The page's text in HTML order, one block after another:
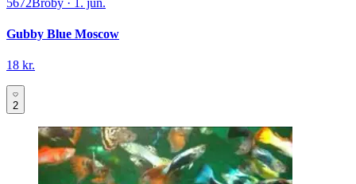
5672 Broby · 1. jun.
Gubby Blue Moscow
18 kr.
2